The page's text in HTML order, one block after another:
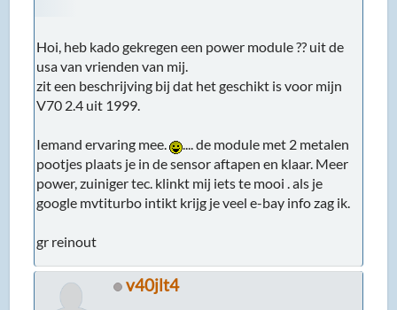
Hoi, heb kado gekregen een power module ?? uit de
usa van vrienden van mij.
zit een beschrijving bij dat het geschikt is voor mijn
V70 2.4 uit 1999.
Iemand ervaring mee.
.... de module met 2 metalen
pootjes plaats je in de sensor aftapen en klaar. Meer
power, zuiniger tec. klinkt mij iets te mooi . als je
google mvtiturbo intikt krijg je veel e-bay info zag ik.
gr reinout
v40jlt4